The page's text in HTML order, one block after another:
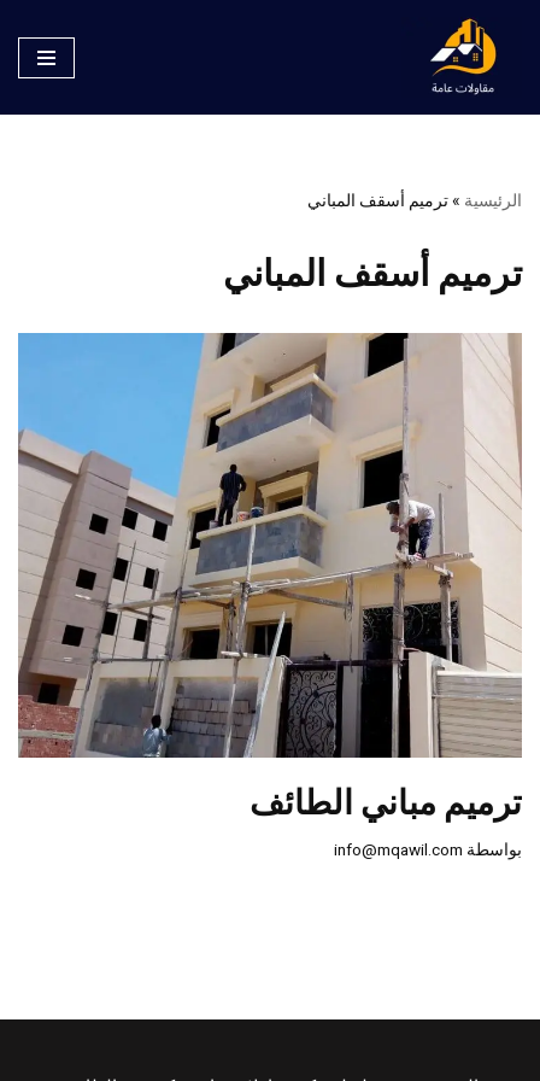
تخطى
الرئيسية »ترميم أسقف المباني
ترميم أسقف المباني
ترميم مباني الطائف
بواسطة info@mqawil.com